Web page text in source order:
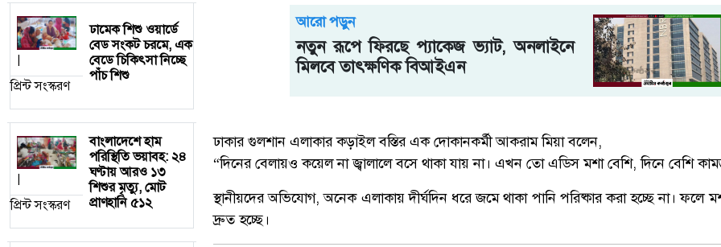
|
প্রিন্ট সংস্করণ
ঢামেক শিশু ওয়ার্ডে
বেড সংকট চরমে, এক
বেডে চিকিৎসা নিচ্ছে
পাঁচ শিশু
|
প্রিন্ট সংস্করণ
বাংলাদেশে হাম
পরিস্থিতি ভয়াবহ: ২৪
ঘণ্টায় আরও ১৩
শিশুর মৃত্যু, মোট
প্রাণহানি ৫১২
আরো পড়ুন
নতুন রূপে ফিরছে প্যাকেজ ভ্যাট, অনলাইনে
মিলবে তাৎক্ষণিক বিআইএন
ঢাকার গুলশান এলাকার কড়াইল বস্তির এক দোকানকর্মী আকরাম মিয়া বলেন,
“দিনের বেলায়ও কয়েল না জ্বালালে বসে থাকা যায় না। এখন তো এডিস মশা বেশি, দিনে বেশি
স্থানীয়দের অভিযোগ, অনেক এলাকায় দীর্ঘদিন ধরে জমে থাকা পানি পরিষ্কার করা হচ্ছে না। ফলে
দ্রুত হচ্ছে।